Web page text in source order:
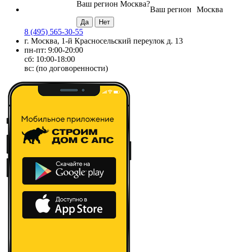
Москва
Ваш регион
Ваш регион Москва?
8 (495) 565-30-55
г. Москва, 1-й Красносельский переулок д. 13
пн-пт: 9:00-20:00
сб: 10:00-18:00
вс: (по договоренности)